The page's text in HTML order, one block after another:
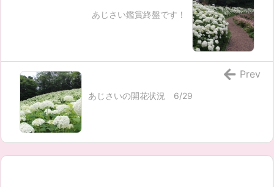
あじさい鑑賞終盤です！
あじさいの開花状況 6/29
Prev